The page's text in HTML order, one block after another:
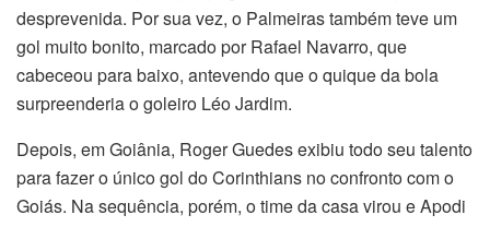
desprevenida. Por sua vez, o Palmeiras também teve um
gol muito bonito, marcado por Rafael Navarro, que
cabeceou para baixo, antevendo que o quique da bola
surpreenderia o goleiro Léo Jardim.
Depois, em Goiânia, Roger Guedes exibiu todo seu talento
para fazer o único gol do Corinthians no confronto com o
Goiás. Na sequência, porém, o time da casa virou e Apodi